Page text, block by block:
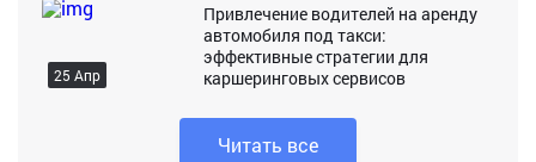
25 Апр
Привлечение водителей на аренду
автомобиля под такси:
эффективные стратегии для
каршеринговых сервисов
Читать все